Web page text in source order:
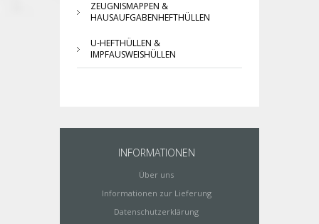
ZEUGNISMAPPEN &
HAUSAUFGABENHEFTHÜLLEN
U-HEFTHÜLLEN &
IMPFAUSWEISHÜLLEN
INFORMATIONEN
Über uns
Informationen zur Lieferung
Datenschutzerklärung